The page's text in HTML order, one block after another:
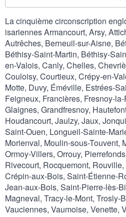
La cinquième circonscription
isariennes Armancourt, Arsy,
Autrêches, Berneuil-sur-Aisne,
Béthisy-Saint-Martin, Béthisy-
en-Valois, Canly, Chelles,
Couloisy, Courtieux, Crépy-en-
Motte, Duvy, Éméville, Estrées-
Feigneux, Francières, Fresnoy-
Glaignes, Grandfresnoy,
Houdancourt, Jaulzy, Jaux,
Saint-Ouen, Longueil-Sainte-
Morienval, Moulin-sous-Touvent,
Ormoy-Villers, Orrouy,
Rivecourt, Rocquemont,
Crépin-aux-Bois, Saint-Étienne-
Jean-aux-Bois, Saint-Pierre-lès-
Magneval, Tracy-le-Mont, Trosly-
Vauciennes, Vaumoise, Venette,